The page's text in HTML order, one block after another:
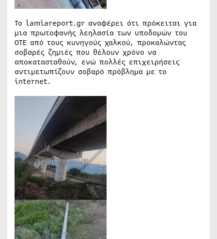
Το lamiareport.gr αναφέρει ότι πρόκειται για
μια πρωτοφανής λεηλασία των υποδομών του
ΟΤΕ από τους κυνηγούς χαλκού, προκαλώντας
σοβαρές ζημιές που θέλουν χρόνο να
αποκατασταθούν, ενώ πολλές επιχειρήσεις
αντιμετωπίζουν σοβαρό πρόβλημα με το
internet.